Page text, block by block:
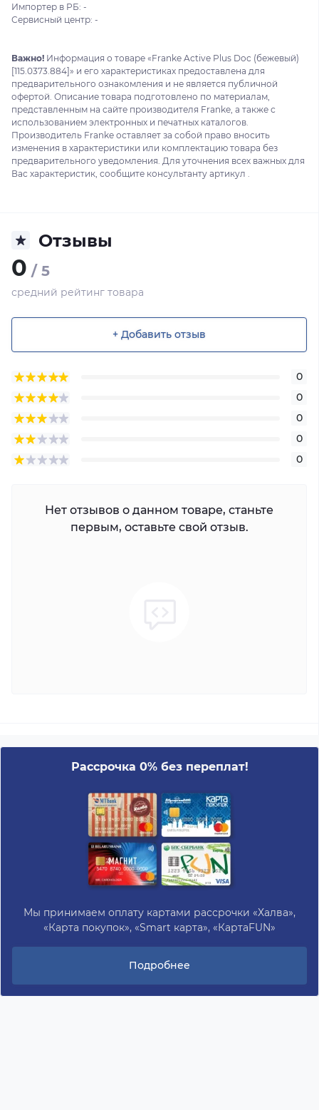
Импортер в РБ: -
Сервисный центр: -
Важно! Информация о товаре «Franke Active Plus Doc (бежевый)
[115.0373.884]» и его характеристиках предоставлена для
предварительного ознакомления и не является публичной
офертой. Описание товара подготовлено по материалам,
представленным на сайте производителя Franke, а также с
использованием электронных и печатных каталогов.
Производитель Franke оставляет за собой право вносить
изменения в характеристики или комплектацию товара без
предварительного уведомления. Для уточнения всех важных для
Вас характеристик, сообщите консультанту артикул .
Отзывы
0 / 5
средний рейтинг товара
+ Добавить отзыв
0
0
0
0
0
Нет отзывов о данном товаре, станьте
первым, оставьте свой отзыв.
Рассрочка 0% без переплат!
Мы принимаем оплату картами рассрочки «Халва»,
«Карта покупок», «Smart карта», «КартаFUN»
Подробнее